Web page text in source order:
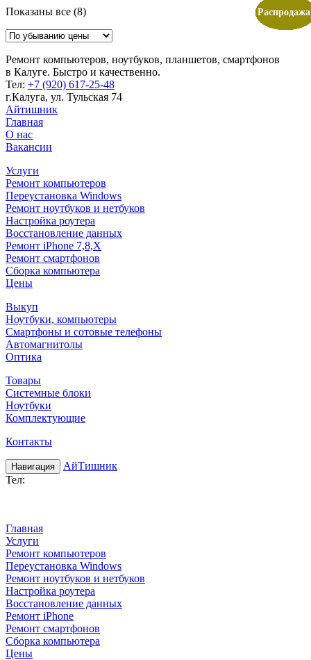
Показаны все (8)Цены:
убыванию
Ремонт компьютеров, ноутбуков, планшетов, смартфонов
в Калуге. Быстро и качественно.
Teл: +7 (920) 617-25-48
г.Калуга, ул. Тульская 74
Айтишник
Главная
О нас
Вакансии
Услуги
Ремонт компьютеров
Переустановка Windows
Ремонт ноутбуков и нетбуков
Настройка роутера
Восстановление данных
Ремонт iPhone 7,8,X
Ремонт смартфонов
Сборка компьютера
Цены
Выкуп
Ноутбуки, компьютеры
Смартфоны и сотовые телефоны
Автомагнитолы
Оптика
Товары
Системные блоки
Ноутбуки
Комплектующие
Контакты
Навигация
АйТишник
Teл:
Главная
Услуги
Ремонт компьютеров
Переустановка Windows
Ремонт ноутбуков и нетбуков
Настройка роутера
Восстановление данных
Ремонт iPhone
Ремонт смартфонов
Сборка компьютера
Цены